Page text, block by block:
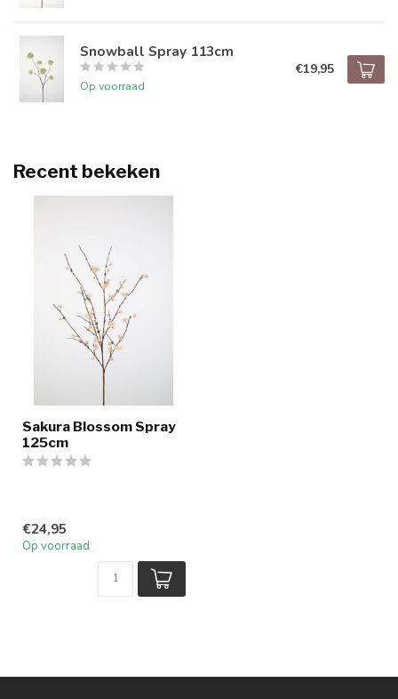
Snowball Spray 113cm
Op voorraad
€19,95
Recent bekeken
Sakura Blossom Spray
125cm
€24,95
Op voorraad